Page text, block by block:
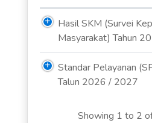
Hasil SKM (Survei
Masyarakat) Tahun
Standar Pelayanan
Talun 2026 / 2027
Showing 1 to 2